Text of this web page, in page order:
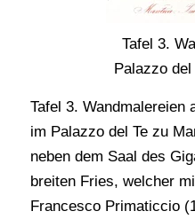
Tafel 3.
Palazzo
Tafel 3. Wandmalereien
im Palazzo del Te zu
neben dem Saal des
breiten Fries, welcher
Francesco Primaticcio